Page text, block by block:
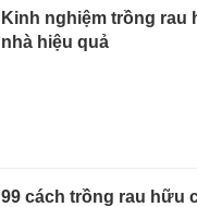
Kinh nghiệm trồng rau
nhà hiệu quả
99 cách trồng rau hữu